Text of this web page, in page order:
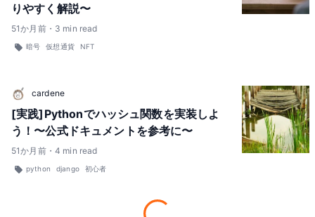
りやすく解説〜
51か月前・ 3 min read
暗号 仮想通貨 NFT
cardene
[実践]Pythonでハッシュ関数を実装しよ
う！〜公式ドキュメントを参考に〜
51か月前・ 4 min read
python django 初心者